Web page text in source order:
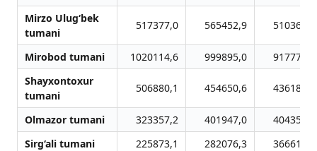
Mirzo Ulug‘bek
tumani
517377,0 565452,9 510365,3
Mirobod tumani 1020114,6 999895,0
917776,5
Shayxontoxur
tumani
506880,1 454650,6 436185,9
Olmazor tumani 323357,2 401947,0
404357,4
Sirg‘ali tumani
225873,1 282076,3
366614,5